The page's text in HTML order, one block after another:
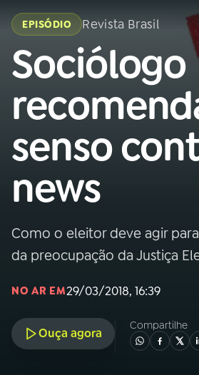
Buscar
na
Rádio
Nacional
01INÍCIO
02A RÁDIO
03PROGRAMAÇÃO
05 PODCASTS
na
Rádio
EPISÓDIO Revista Brasil
Sociólogo
senso
news
Como o eleitor deve agir
da preocupação da Justiça
NO AR EM29/03/2018, 16:39
Ouça agora
Compartilhe